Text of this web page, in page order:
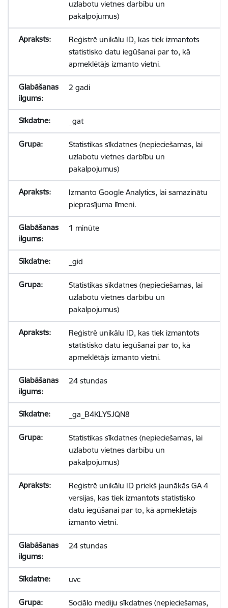
uzlabotu vietnes darbību un
pakalpojumus)
Reģistrē unikālu ID, kas tiek izmantots
statistisko datu iegūšanai par to, kā
apmeklētājs izmanto vietni.
2 gadi
_gat
Statistikas sīkdatnes (nepieciešamas, lai
uzlabotu vietnes darbību un
pakalpojumus)
Izmanto Google Analytics, lai samazinātu
pieprasījuma līmeni.
1 minūte
_gid
Statistikas sīkdatnes (nepieciešamas, lai
uzlabotu vietnes darbību un
pakalpojumus)
Reģistrē unikālu ID, kas tiek izmantots
statistisko datu iegūšanai par to, kā
apmeklētājs izmanto vietni.
24 stundas
_ga_B4KLY5JQN8
Statistikas sīkdatnes (nepieciešamas, lai
uzlabotu vietnes darbību un
pakalpojumus)
Reģistrē unikālu ID priekš jaunākās GA 4
versijas, kas tiek izmantots statistisko
datu iegūšanai par to, kā apmeklētājs
izmanto vietni.
24 stundas
uvc
Sociālo mediju sīkdatnes (nepieciešamas,